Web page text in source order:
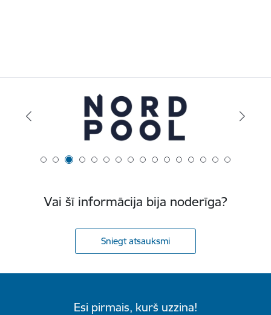
Vai šī informācija bija noderīga?
Sniegt atsauksmi
Esi pirmais, kurš uzzina!